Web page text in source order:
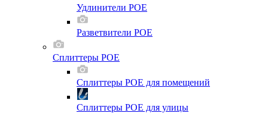
Удлинители POE
Разветвители POE
Сплиттеры POE
Сплиттеры POE для помещений
Сплиттеры POE для улицы